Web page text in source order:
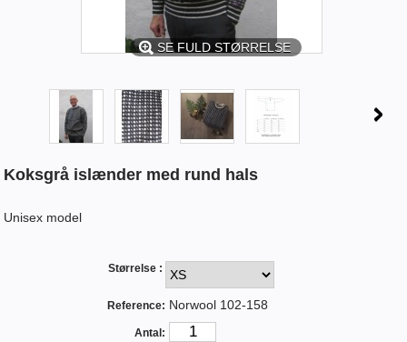
SE FULD STØRRELSE
Koksgrå islænder med rund hals
Unisex model
Størrelse :
Reference: Norwool 102-158
Antal: